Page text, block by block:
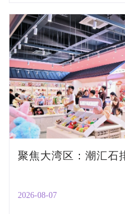
聚焦大湾区：潮汇石
2026-08-07